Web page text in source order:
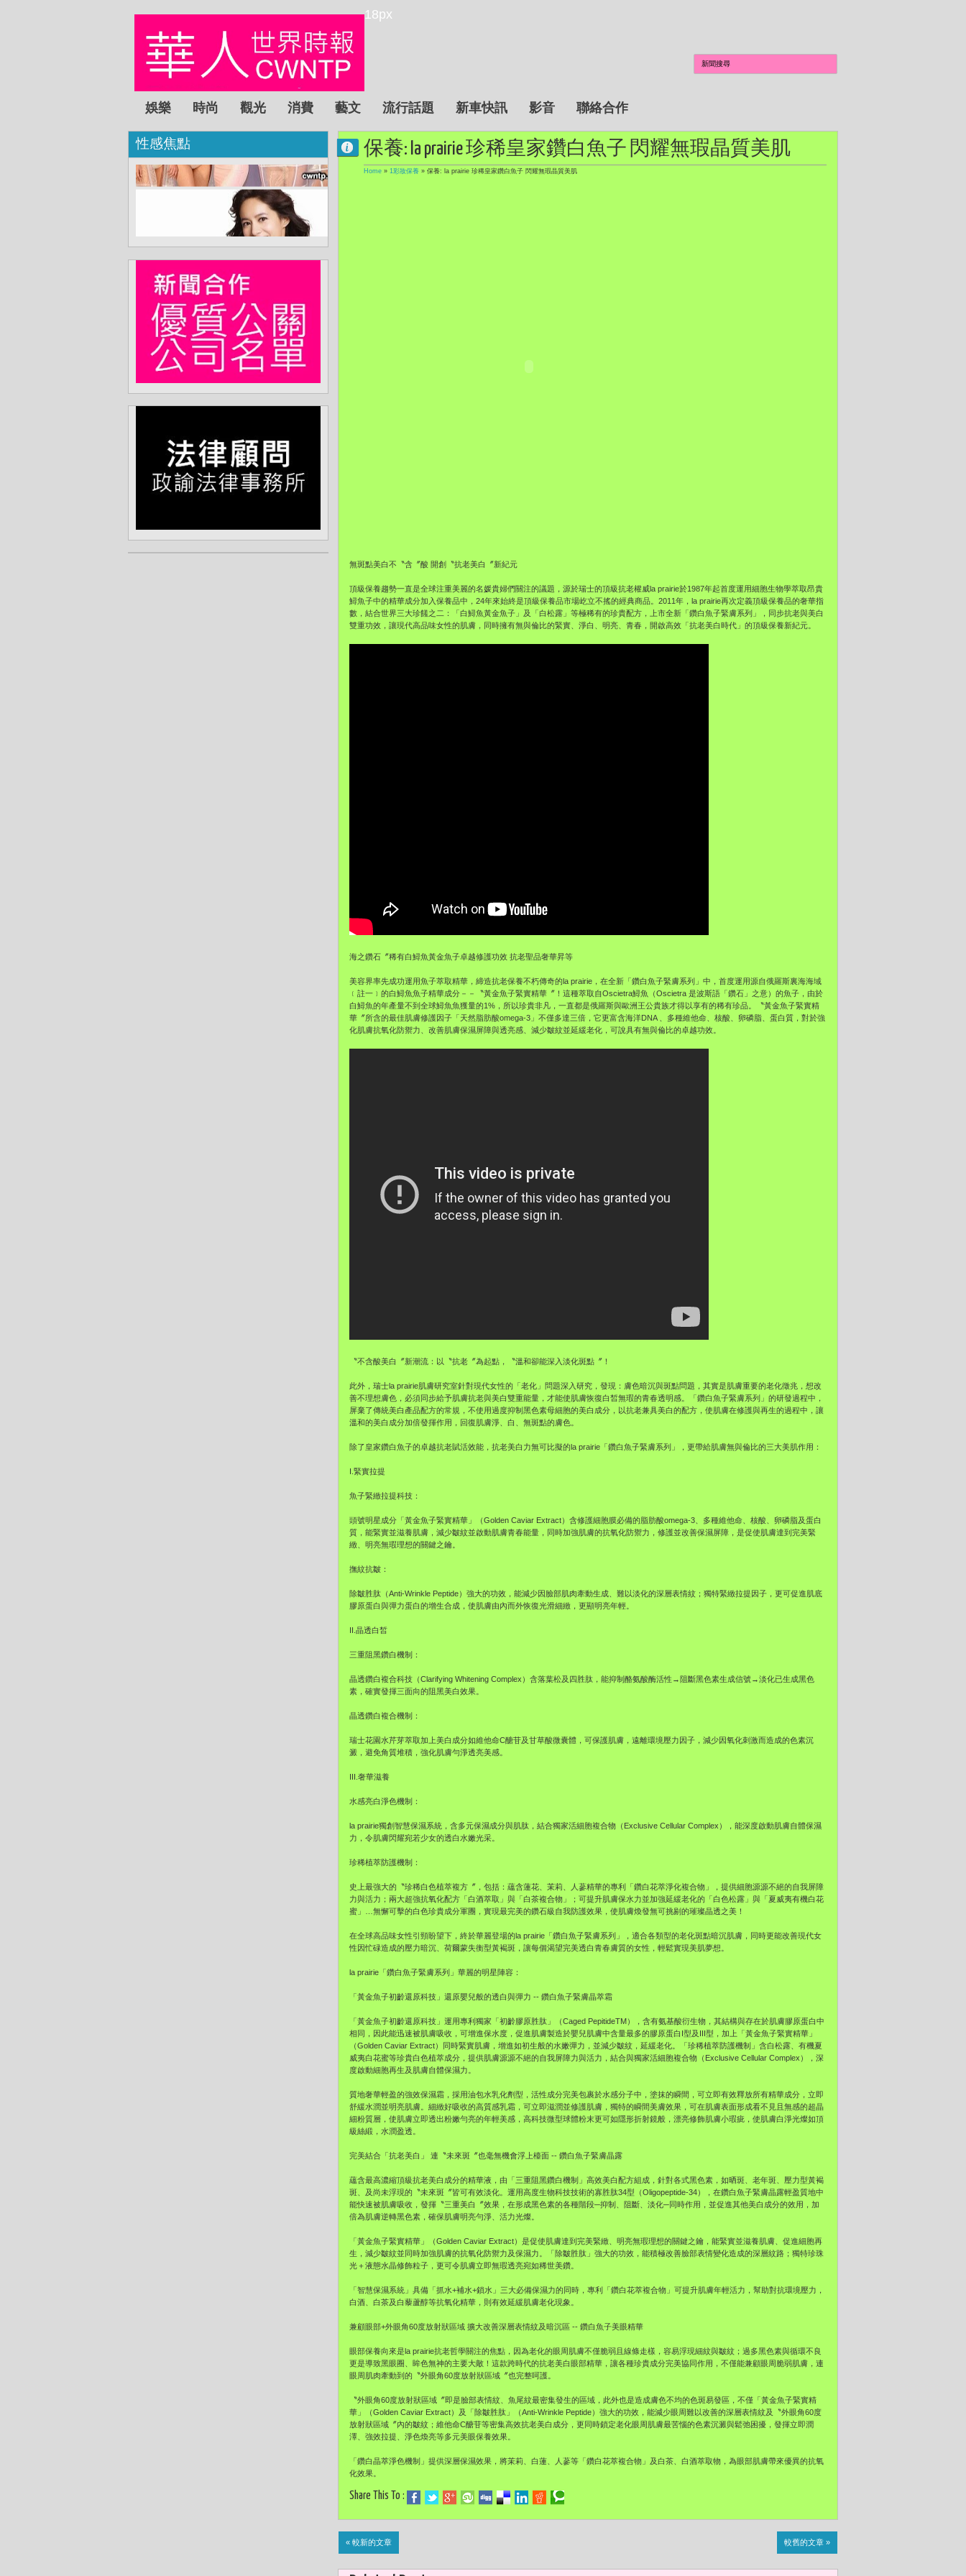
18px
娛樂 時尚 觀光 消費 藝文 流行話題 新車快訊 影音 聯絡合作
保養: la prairie 珍稀皇家鑽白魚子 閃耀無瑕晶質美肌
Home » 1彩妝保養 » 保養: la prairie 珍稀皇家鑽白魚子 閃耀無瑕晶質美肌
無斑點美白不〝含〞酸 開創〝抗老美白〞新紀元
頂級保養趨勢一直是全球注重美麗的名媛貴婦們關注的議題，源於瑞士的頂級抗老權威la prairie於1987年起首度運用細胞生物學萃取昂貴
鱘魚子中的精華成分加入保養品中，24年來始終是頂級保養品市場屹立不搖的經典商品。2011年，la prairie再次定義頂級保養品的奢華指
數，結合世界三大珍饈之二：「白鱘魚黃金魚子」及「白松露」等極稀有的珍貴配方，上市全新「鑽白魚子緊膚系列」，同步抗老與美白
雙重功效，讓現代高品味女性的肌膚，同時擁有無與倫比的緊實、淨白、明亮、青春，開啟高效「抗老美白時代」的頂級保養新紀元。
海之鑽石〞稀有白鱘魚黃金魚子卓越修護功效 抗老聖品奢華昇等
美容界率先成功運用魚子萃取精華，締造抗老保養不朽傳奇的la prairie，在全新「鑽白魚子緊膚系列」中，首度運用源自俄羅斯裏海海域
﹝註一﹞的白鱘魚魚子精華成分－－〝黃金魚子緊實精華〞！這種萃取自Oscietra鱘魚（Oscietra 是波斯語「鑽石」之意）的魚子，由於
白鱘魚的年產量不到全球鱘魚魚獲量的1%，所以珍貴非凡，一直都是俄羅斯與歐洲王公貴族才得以享有的稀有珍品。〝黃金魚子緊實精
華〞所含的最佳肌膚修護因子「天然脂肪酸omega-3」不僅多達三倍，它更富含海洋DNA 、多種維他命、核酸、卵磷脂、蛋白質，對於強
化肌膚抗氧化防禦力、改善肌膚保濕屏障與透亮感、減少皺紋並延緩老化，可說具有無與倫比的卓越功效。
〝不含酸美白〞新潮流：以〝抗老〞為起點，〝溫和卻能深入淡化斑點〞！
此外，瑞士la prairie肌膚研究室針對現代女性的「老化」問題深入研究，發現：膚色暗沉與斑點問題，其實是肌膚重要的老化徵兆，想改
善不理想膚色，必須同步給予肌膚抗老與美白雙重能量，才能使肌膚恢復白皙無瑕的青春透明感。「鑽白魚子緊膚系列」的研發過程中，
屏棄了傳統美白產品配方的常規，不使用過度抑制黑色素母細胞的美白成分，以抗老兼具美白的配方，使肌膚在修護與再生的過程中，讓
溫和的美白成分加倍發揮作用，回復肌膚淨、白、無斑點的膚色。
除了皇家鑽白魚子的卓越抗老賦活效能，抗老美白力無可比擬的la prairie「鑽白魚子緊膚系列」，更帶給肌膚無與倫比的三大美肌作用：
I.緊實拉提
魚子緊緻拉提科技：
頭號明星成分「黃金魚子緊實精華」（Golden Caviar Extract）含修護細胞膜必備的脂肪酸omega-3、多種維他命、核酸、卵磷脂及蛋白
質，能緊實並滋養肌膚，減少皺紋並啟動肌膚青春能量，同時加強肌膚的抗氧化防禦力，修護並改善保濕屏障，是促使肌膚達到完美緊
緻、明亮無瑕理想的關鍵之鑰。
撫紋抗皺：
除皺胜肽（Anti-Wrinkle Peptide）強大的功效，能減少因臉部肌肉牽動生成、難以淡化的深層表情紋；獨特緊緻拉提因子，更可促進肌底
膠原蛋白與彈力蛋白的增生合成，使肌膚由內而外恢復光滑細緻，更顯明亮年輕。
II.晶透白皙
三重阻黑鑽白機制：
晶透鑽白複合科技（Clarifying Whitening Complex）含落葉松及四胜肽，能抑制酪氨酸酶活性→阻斷黑色素生成信號→淡化已生成黑色
素，確實發揮三面向的阻黑美白效果。
晶透鑽白複合機制：
瑞士花園水芹芽萃取加上美白成分如維他命C醣苷及甘草酸微囊體，可保護肌膚，遠離環境壓力因子，減少因氧化刺激而造成的色素沉
澱，避免角質堆積，強化肌膚勻淨透亮美感。
III.奢華滋養
水感亮白淨色機制：
la prairie獨創智慧保濕系統，含多元保濕成分與肌肽，結合獨家活細胞複合物（Exclusive Cellular Complex），能深度啟動肌膚自體保濕
力，令肌膚閃耀宛若少女的透白水嫩光采。
珍稀植萃防護機制：
史上最強大的〝珍稀白色植萃複方〞，包括：蘊含蓮花、茉莉、人蔘精華的專利「鑽白花萃淨化複合物」，提供細胞源源不絕的自我屏障
力與活力；兩大超強抗氧化配方「白酒萃取」與「白茶複合物」；可提升肌膚保水力並加強延緩老化的「白色松露」與「夏威夷有機白花
蜜」…無懈可擊的白色珍貴成分軍團，實現最完美的鑽石級自我防護效果，使肌膚煥發無可挑剔的璀璨晶透之美！
在全球高品味女性引頸盼望下，終於華麗登場的la prairie「鑽白魚子緊膚系列」，適合各類型的老化斑點暗沉肌膚，同時更能改善現代女
性因忙碌造成的壓力暗沉、荷爾蒙失衡型黃褐斑，讓每個渴望完美透白青春膚質的女性，輕鬆實現美肌夢想。
la prairie「鑽白魚子緊膚系列」華麗的明星陣容：
「黃金魚子初齡還原科技」還原嬰兒般的透白與彈力 -- 鑽白魚子緊膚晶萃霜
「黃金魚子初齡還原科技」運用專利獨家「初齡膠原胜肽」（Caged PepitideTM），含有氨基酸衍生物，其結構與存在於肌膚膠原蛋白中
相同，因此能迅速被肌膚吸收，可增進保水度，促進肌膚製造於嬰兒肌膚中含量最多的膠原蛋白I型及III型，加上「黃金魚子緊實精華」
（Golden Caviar Extract）同時緊實肌膚，增進如初生般的水嫩彈力，並減少皺紋，延緩老化。「珍稀植萃防護機制」含白松露、有機夏
威夷白花蜜等珍貴白色植萃成分，提供肌膚源源不絕的自我屏障力與活力，結合與獨家活細胞複合物（Exclusive Cellular Complex），深
度啟動細胞再生及肌膚自體保濕力。
質地奢華輕盈的強效保濕霜，採用油包水乳化劑型，活性成分完美包裹於水感分子中，塗抹的瞬間，可立即有效釋放所有精華成分，立即
舒緩水潤並明亮肌膚。細緻好吸收的高質感乳霜，可立即滋潤並修護肌膚，獨特的瞬間美膚效果，可在肌膚表面形成看不見且無感的超晶
細粉質層，使肌膚立即透出粉嫩勻亮的年輕美感，高科技微型球體粉末更可如隱形折射鏡般，漂亮修飾肌膚小瑕疵，使肌膚白淨光燦如頂
級絲緞，水潤盈透。
完美結合「抗老美白」 連〝未來斑〞也毫無機會浮上檯面 -- 鑽白魚子緊膚晶露
蘊含最高濃縮頂級抗老美白成分的精華液，由「三重阻黑鑽白機制」高效美白配方組成，針對各式黑色素，如晒斑、老年斑、壓力型黃褐
斑、及尚未浮現的〝未來斑〞皆可有效淡化。運用高度生物科技技術的寡胜肽34型（Oligopeptide-34），在鑽白魚子緊膚晶露輕盈質地中
能快速被肌膚吸收，發揮〝三重美白〞效果，在形成黑色素的各種階段─抑制、阻斷、淡化─同時作用，並促進其他美白成分的效用，加
倍為肌膚逆轉黑色素，確保肌膚明亮勻淨、活力光燦。
「黃金魚子緊實精華」（Golden Caviar Extract）是促使肌膚達到完美緊緻、明亮無瑕理想的關鍵之鑰，能緊實並滋養肌膚、促進細胞再
生，減少皺紋並同時加強肌膚的抗氧化防禦力及保濕力。「除皺胜肽」強大的功效，能積極改善臉部表情變化造成的深層紋路；獨特珍珠
光＋液態水晶修飾粒子，更可令肌膚立即無瑕透亮宛如稀世美鑽。
「智慧保濕系統」具備「抓水+補水+鎖水」三大必備保濕力的同時，專利「鑽白花萃複合物」可提升肌膚年輕活力，幫助對抗環境壓力，
白酒、白茶及白藜蘆醇等抗氧化精華，則有效延緩肌膚老化現象。
兼顧眼部+外眼角60度放射狀區域 擴大改善深層表情紋及暗沉區 -- 鑽白魚子美眼精華
眼部保養向來是la prairie抗老哲學關注的焦點，因為老化的眼周肌膚不僅脆弱且線條走樣，容易浮現細紋與皺紋；過多黑色素與循環不良
更是導致黑眼圈、眸色無神的主要大敵！這款跨時代的抗老美白眼部精華，讓各種珍貴成分完美協同作用，不僅能兼顧眼周脆弱肌膚，連
眼周肌肉牽動到的〝外眼角60度放射狀區域〞也完整呵護。
〝外眼角60度放射狀區域〞即是臉部表情紋、魚尾紋最密集發生的區域，此外也是造成膚色不均的色斑易發區，不僅「黃金魚子緊實精
華」（Golden Caviar Extract）及「除皺胜肽」（Anti-Wrinkle Peptide）強大的功效，能減少眼周難以改善的深層表情紋及〝外眼角60度
放射狀區域〞內的皺紋；維他命C醣苷等密集高效抗老美白成分，更同時鎖定老化眼周肌膚最苦惱的色素沉澱與鬆弛困擾，發揮立即潤
澤、強效拉提、淨色煥亮等多元美眼保養效果。
「鑽白晶萃淨色機制」提供深層保濕效果，將茉莉、白蓮、人蔘等「鑽白花萃複合物」及白茶、白酒萃取物，為眼部肌膚帶來優異的抗氧
化效果。
Share This To :
« 較新的文章 較舊的文章 »
性感焦點